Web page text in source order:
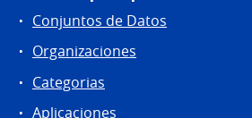
Conjuntos de Datos
Organizaciones
Categorias
Aplicaciones